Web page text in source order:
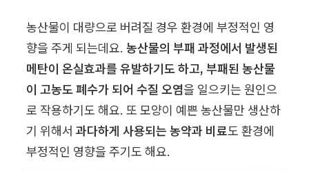
농산물이 대량으로 버려질 경우 환경에 부정적인 영
향을 주게 되는데요. 농산물의 부패 과정에서 발생된
메탄이 온실효과를 유발하기도 하고, 부패된 농산물
이 고농도 폐수가 되어 수질 오염을 일으키는 원인으
로 작용하기도 해요. 또 모양이 예쁜 농산물만 생산하
기 위해서 과다하게 사용되는 농약과 비료도 환경에
부정적인 영향을 주기도 해요.